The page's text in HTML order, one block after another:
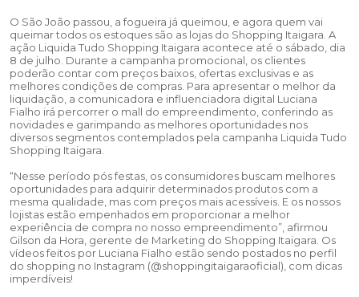
O São João passou, a fogueira já queimou, e agora quem vai
queimar todos os estoques são as lojas do Shopping Itaigara. A
ação Liquida Tudo Shopping Itaigara acontece até o sábado, dia
8 de julho. Durante a campanha promocional, os clientes
poderão contar com preços baixos, ofertas exclusivas e as
melhores condições de compras. Para apresentar o melhor da
liquidação, a comunicadora e influenciadora digital Luciana
Fialho irá percorrer o mall do empreendimento, conferindo as
novidades e garimpando as melhores oportunidades nos
diversos segmentos contemplados pela campanha Liquida Tudo
Shopping Itaigara.
“Nesse período pós festas, os consumidores buscam melhores
oportunidades para adquirir determinados produtos com a
mesma qualidade, mas com preços mais acessíveis. E os nossos
lojistas estão empenhados em proporcionar a melhor
experiência de compra no nosso empreendimento”, afirmou
Gilson da Hora, gerente de Marketing do Shopping Itaigara. Os
vídeos feitos por Luciana Fialho estão sendo postados no perfil
do shopping no Instagram (@shoppingitaigaraoficial), com dicas
imperdíveis!